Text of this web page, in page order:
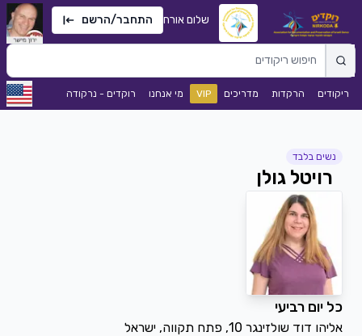
שלום אורח התחבר/הרשם
ריקודים הרקדות מדריכים VIP מי אנחנו רוקדים - נרקודה
נשים בלבד
רויטל גולן
כל יום רביעי
אליהו דוד שולזינגר 10, פתח תקווה, ישראל